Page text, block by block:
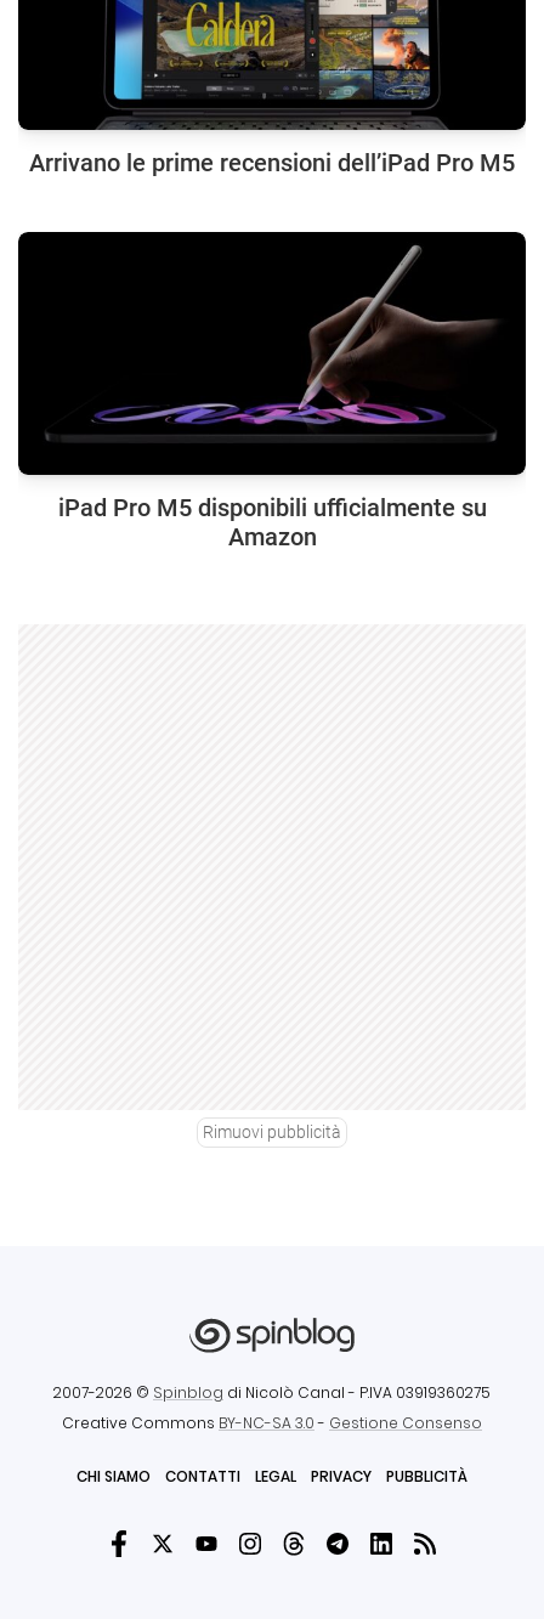
Arrivano le prime recensioni dell’iPad Pro M5
iPad Pro M5 disponibili ufficialmente su
Amazon
Rimuovi pubblicità
2007-2026 © Spinblog di Nicolò Canal - P.IVA 03919360275
Creative Commons BY-NC-SA 3.0- Gestione Consenso
CHI SIAMO CONTATTI LEGAL PRIVACY PUBBLICITÀ